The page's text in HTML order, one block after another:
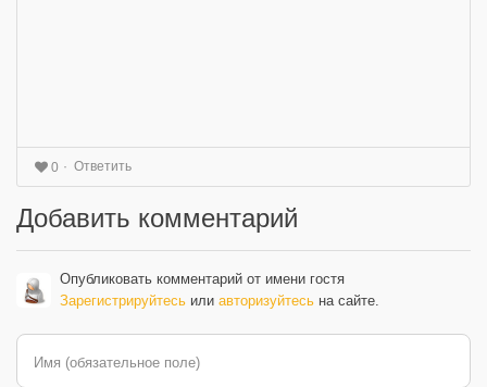
0 Ответить
Добавить комментарий
Опубликовать комментарий от имени гостя
Зарегистрируйтесь или авторизуйтесь на сайте.
Имя (обязательное поле)